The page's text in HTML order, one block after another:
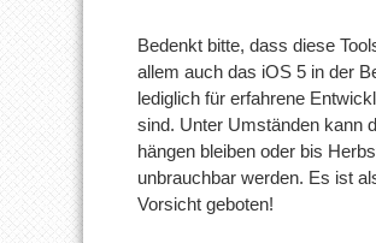
Bedenkt bitte, dass diese
allem auch das iOS 5 in der
lediglich für erfahrene
sind. Unter Umständen kann
hängen bleiben oder bis
unbrauchbar werden. Es ist
Vorsicht geboten!